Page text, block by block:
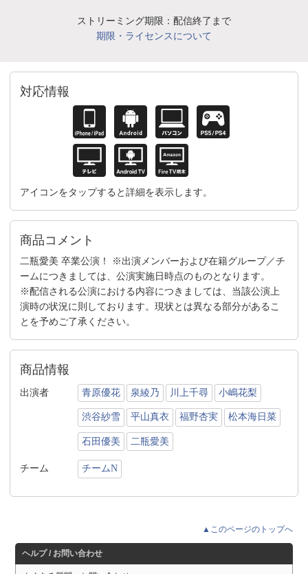
ストリーミング期限：配信終了まで
期限・ライセンスについて
対応情報
アイコンをタップすると詳細を表示します。
商品コメント
二瓶愛美 卒業公演！ ※出演メンバーおよび在籍グループ／チ
ームにつきましては、公演実施日時点のものとなります。
※配信される公演における内容につきましては、当該公演上
演時の状況に則しております。現状とは異なる部分があるこ
とを予めご了承ください。
商品情報
出演者 青原優花 泉綾乃 川上千尋 小嶋花梨
渋谷紗雪 平山真衣 福野杏実 松本海日菜
石田優美 二瓶愛美
チーム チームN
▲このページのトップへ
ヘルプ / お問い合わせ